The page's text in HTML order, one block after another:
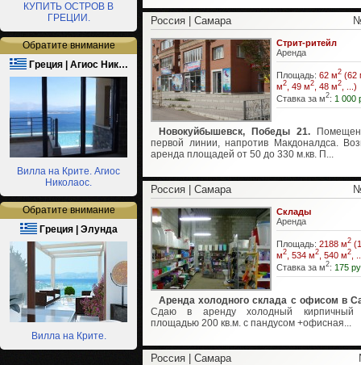
КУПИТЬ ОСТРОВ В
ГРЕЦИИ.
Обратите внимание
Греция | Агиос Ник…
Вилла на Крите. Агиос
Николаос.
Обратите внимание
Греция | Элунда
Вилла на Крите.
Россия | Самара
Стрит-ритейл
Аренда
Площадь: 62 м2 (62
м2 , 49 м2 , 48 м2 , ...)
Ставка за м2: 1 000
Новокуйбышевск, Победы 21.
первой линии, напротив Макдоналдса.
аренда площадей от 50 до 330 м.кв. П...
Россия | Самара
Склады
Аренда
Площадь: 2188 м2
м2 , 534 м2 , 540 м2
Ставка за м2: 175
Аренда холодного склада с офисом в
Сдаю в аренду холодный кирпичный
площадью 200 кв.м. с пандусом +офисная...
Россия | Самара